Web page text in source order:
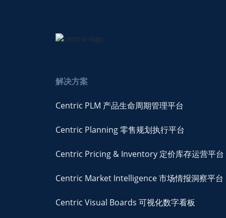
解决方案
Centric PLM 产品生命周期管理平台
Centric Planning 零售规划执行平台
Centric Pricing & Inventory 定价库存运营平台
Centric Market Intelligence 市场情报洞察平台
Centric Visual Boards 可视化数字看板